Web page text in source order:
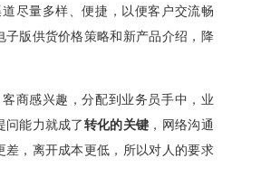
尽量多样、便捷，以便客户交流畅
子版供货价格策略和新产品介绍，降
客商感兴趣，分配到业务员手中，业
问能力就成了转化的关键 ，网络沟通
差，离开成本更低，所以对人的要求